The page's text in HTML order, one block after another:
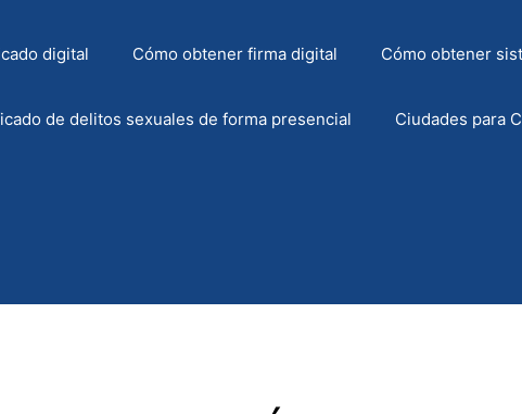
digital Cómo obtener firma digital Cómo obtener
de delitos sexuales de forma presencial Ciudades para